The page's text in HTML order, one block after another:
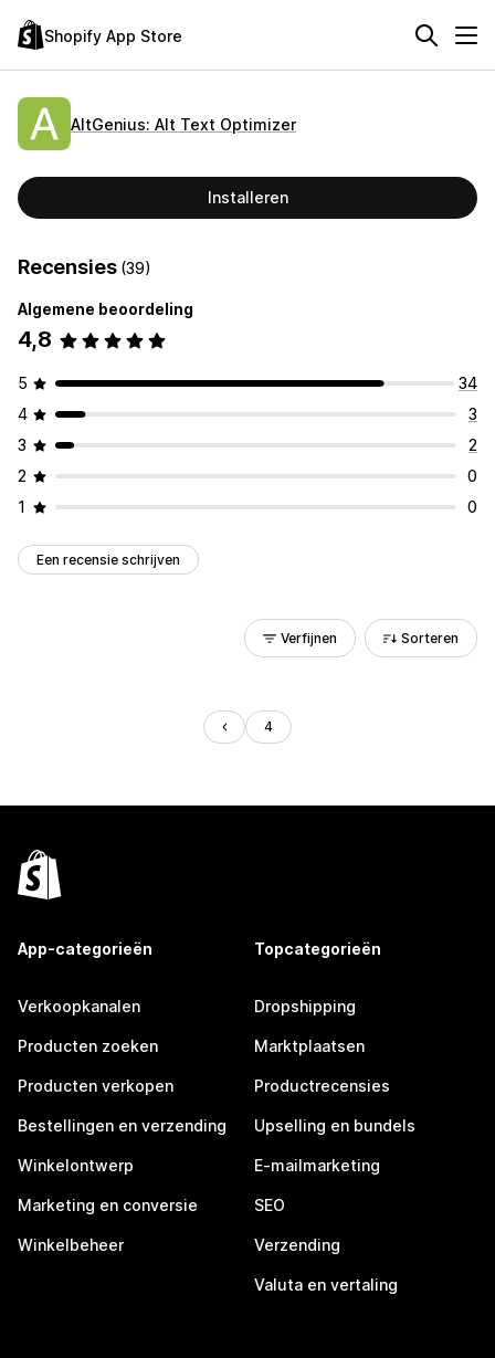
Shopify App Store
AltGenius: Alt Text Optimizer
Installeren
Recensies (39)
Algemene beoordeling
4,8
5
34
4
3
3
2
2
0
1
0
Een recensie schrijven
Verfijnen Sorteren
4
App-categorieën
Verkoopkanalen
Producten zoeken
Producten verkopen
Bestellingen en verzending
Winkelontwerp
Marketing en conversie
Winkelbeheer
Topcategorieën
Dropshipping
Marktplaatsen
Productrecensies
Upselling en bundels
E-mailmarketing
SEO
Verzending
Valuta en vertaling